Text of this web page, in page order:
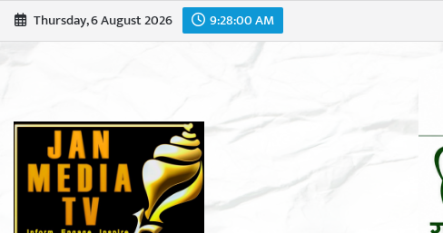
Skip
to
Thursday, 6 August 2026 9:28:01 AM